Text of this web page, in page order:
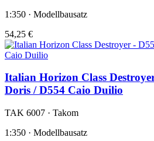
1:350 · Modellbausatz
54,25 €
Italian Horizon Class
Doris / D554 Caio Duilio
TAK 6007 · Takom
1:350 · Modellbausatz